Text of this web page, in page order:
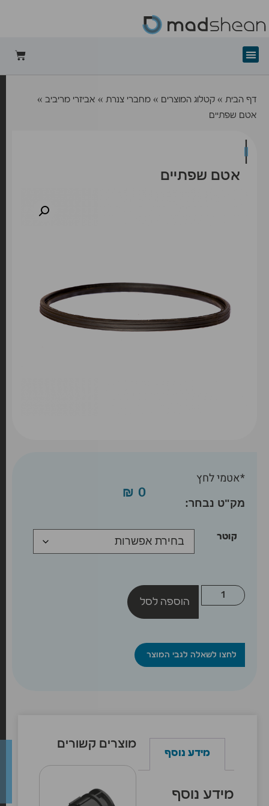
דף הבית » קטלוג המוצרים » מחברי צנרת » אביזרי מריביב »
אטם שפתיים
אטם שפתיים
*אטמי לחץ
₪ 0
קוטר
הוספה לסל
לחצו לשאלה לגבי המוצר
מידע נוסף
מידע נוסף
מוצרים קשורים